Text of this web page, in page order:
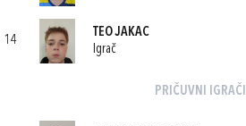
14
TEO JAKAC
Igrač
PRIČUVNI IGRAČI